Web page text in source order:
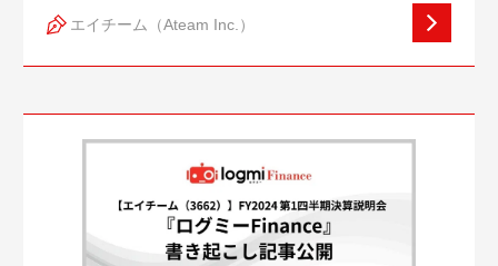
退職した人の集まり」のことを指します。一
的に導入する企業が増えています。今回は、
エイチームを退職後に戻ってきた「アルムナ
イ社員」の対談インタビューをお送りしま
エイチーム（Ateam Inc.）